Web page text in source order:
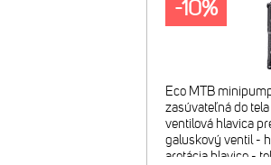
Eco MTB
zasúvateľná do
ventilová hlavica
galuskový ventil -
aretácia hlavice -
-10%